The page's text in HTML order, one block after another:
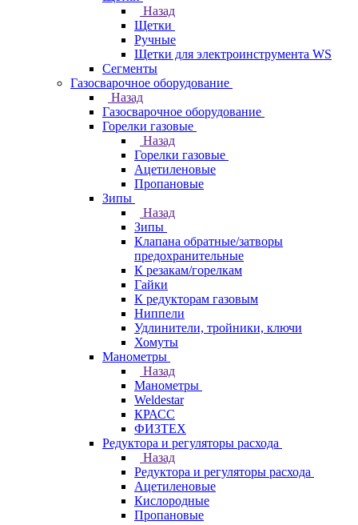
Назад
Щетки
Ручные
Щетки для электроинструмента WS
Сегменты
Газосварочное оборудование
Назад
Газосварочное оборудование
Горелки газовые
Назад
Горелки газовые
Ацетиленовые
Пропановые
Зипы
Назад
Зипы
Клапана обратные/затворы
предохранительные
К резакам/горелкам
Гайки
К редукторам газовым
Ниппели
Удлинители, тройники, ключи
Хомуты
Манометры
Назад
Манометры
Weldestar
КРАСС
ФИЗТЕХ
Редуктора и регуляторы расхода
Назад
Редуктора и регуляторы расхода
Ацетиленовые
Кислородные
Пропановые